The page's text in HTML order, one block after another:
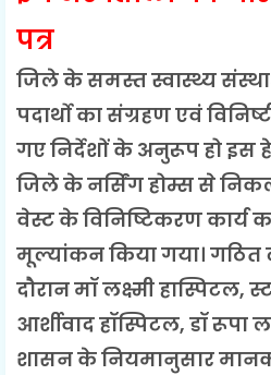
पत्र
जिले के समस्त स्वास्थ्य
पदार्थो का संग्रहण एवं
गए निर्देशों के अनुरूप हो इस
जिले के नर्सिंग होम्स से
वेस्ट के विनिष्टिकरण कार्य
मूल्यांकन किया गया। गठित
दौरान मॉ लक्ष्मी हास्पिटल,
आर्शीवाद हॉस्पिटल, डॉ रूपा
शासन के नियमानुसार मानक